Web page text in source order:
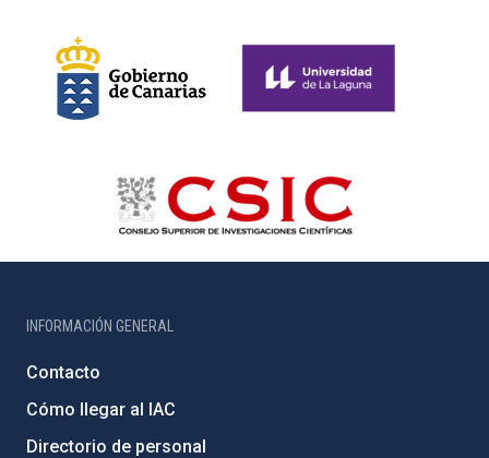
INFORMACIÓN GENERAL
Contacto
Cómo llegar al IAC
Directorio de personal